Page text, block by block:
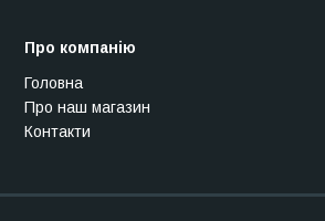
Про компанію
Головна
Про наш магазин
Контакти